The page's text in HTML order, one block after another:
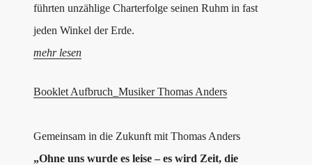
führten unzählige Charterfolge seinen Ruhm in fast
jeden Winkel der Erde.
mehr lesen
Booklet Aufbruch_Musiker Thomas Anders
Gemeinsam in die Zukunft mit Thomas Anders
„Ohne uns wurde es leise – es wird Zeit, die